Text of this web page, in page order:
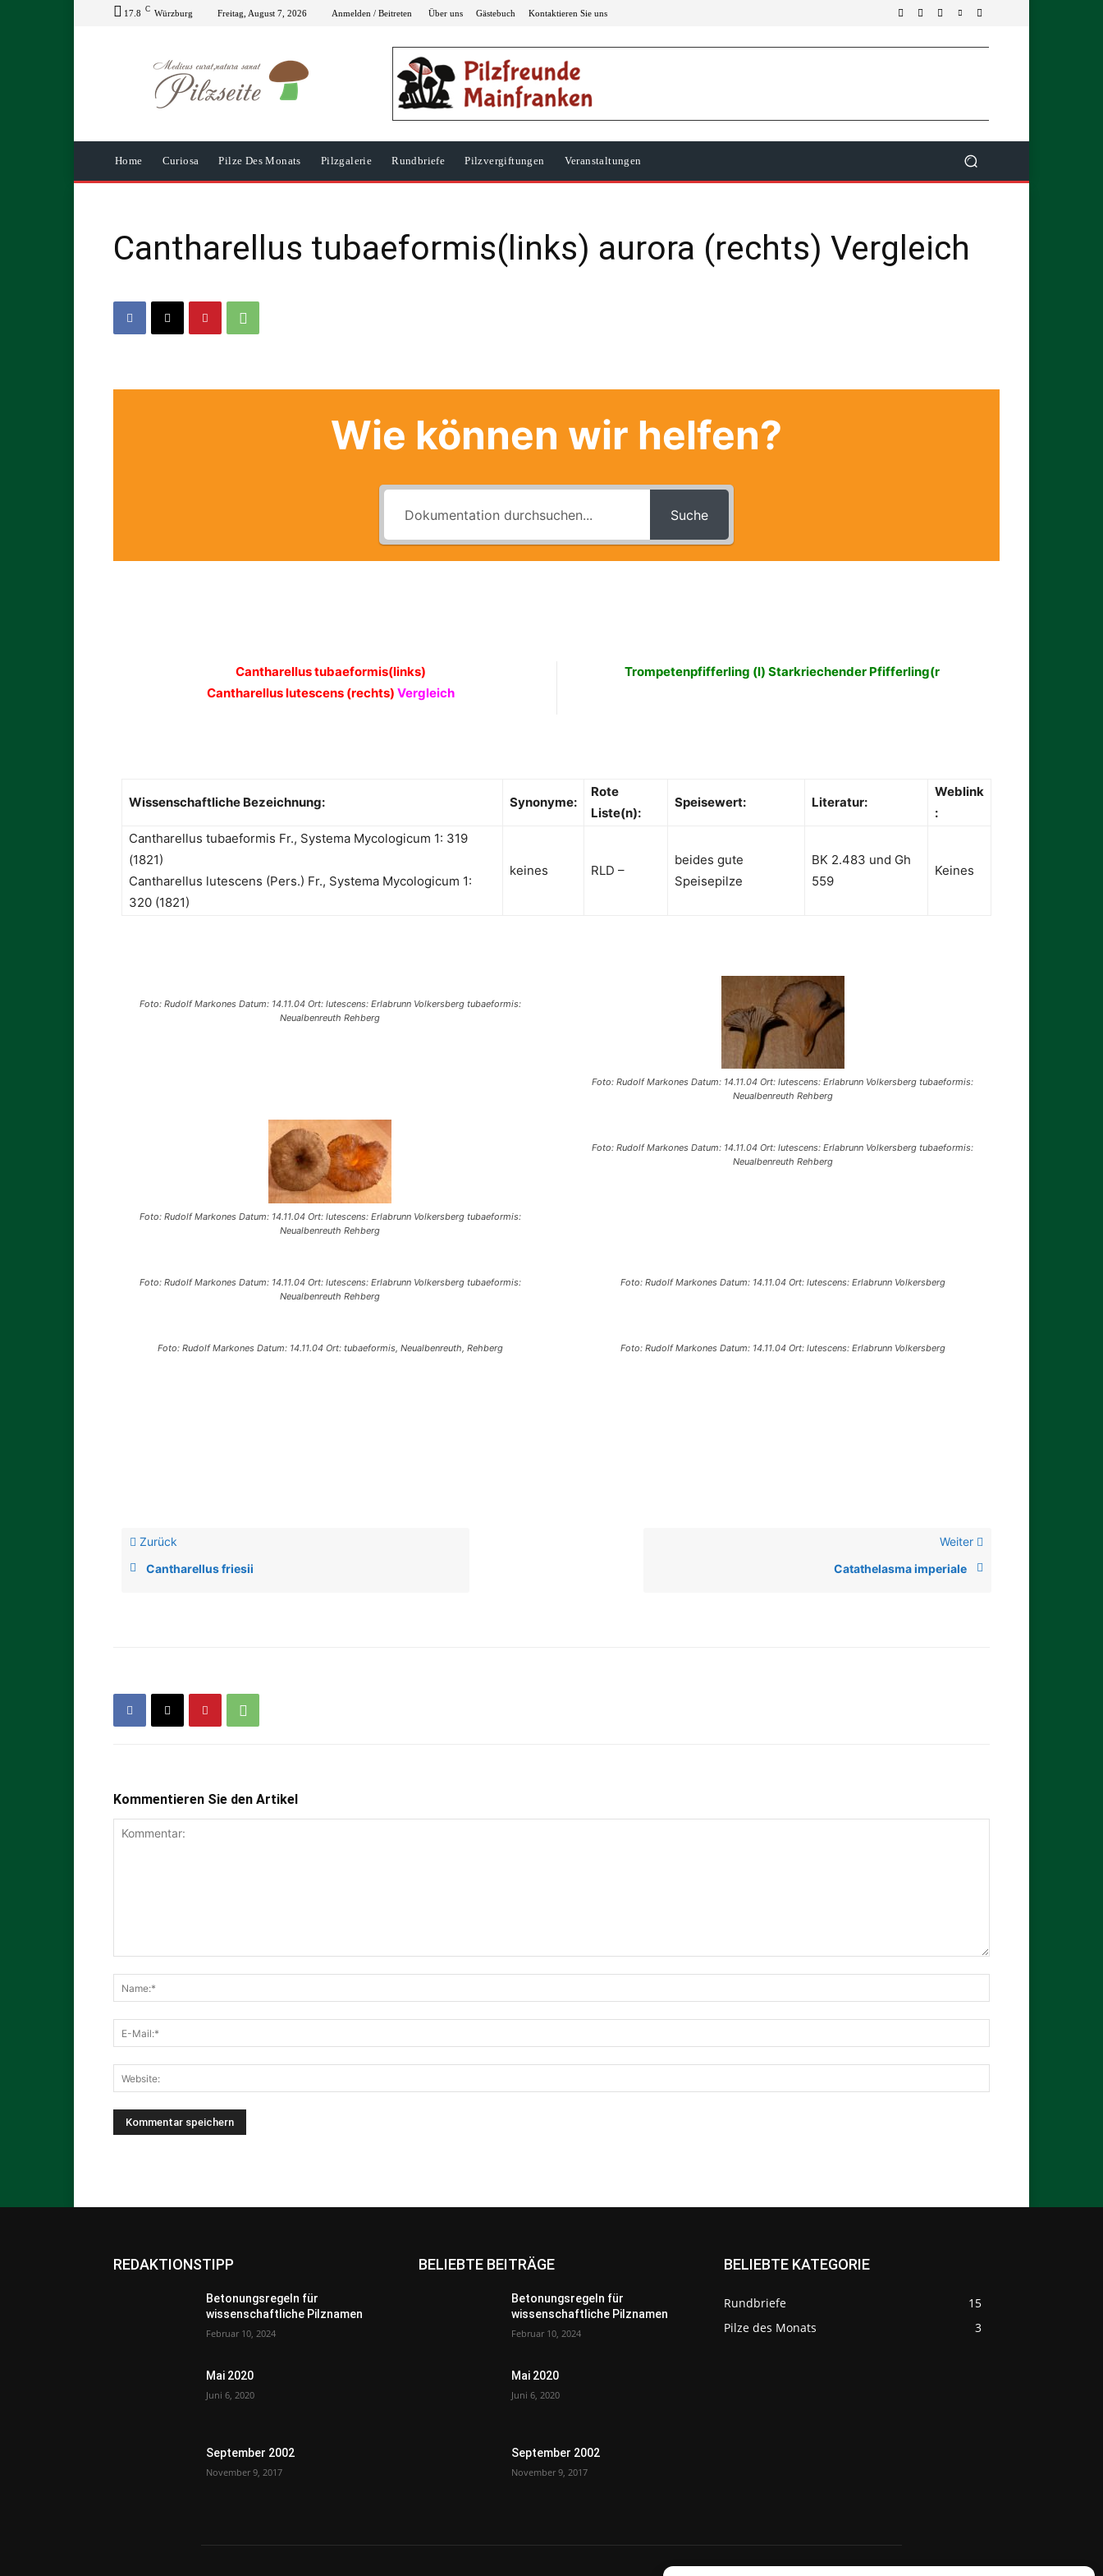
17.8 C Würzburg Freitag, August 7, 2026 Anmelden / Beitreten Über uns Gästebuch Kontaktieren Sie uns
Home Curiosa Pilze Des Monats Pilzgalerie Rundbriefe Pilzvergiftungen Veranstaltungen
Cantharellus tubaeformis(links) aurora (rechts) Vergleich
Wie können wir helfen?
Suche
Cantharellus tubaeformis(links)
Cantharellus lutescens (rechts) Vergleich
Trompetenpfifferling (l) Starkriechender Pfifferling(r
Wissenschaftliche Bezeichnung: Synonyme:
Rote
Liste(n):
Speisewert: Literatur:
Weblink
:
Cantharellus tubaeformis Fr., Systema Mycologicum 1: 319
(1821)
Cantharellus lutescens (Pers.) Fr., Systema Mycologicum 1:
320 (1821)
keines RLD –
beides gute
Speisepilze
BK 2.483 und Gh
559
Keines
Foto: Rudolf Markones Datum: 14.11.04 Ort: lutescens: Erlabrunn Volkersberg tubaeformis:
Neualbenreuth Rehberg
Foto: Rudolf Markones Datum: 14.11.04 Ort: lutescens: Erlabrunn Volkersberg tubaeformis:
Neualbenreuth Rehberg
Foto: Rudolf Markones Datum: 14.11.04 Ort: lutescens: Erlabrunn Volkersberg tubaeformis:
Neualbenreuth Rehberg
Foto: Rudolf Markones Datum: 14.11.04 Ort: lutescens: Erlabrunn Volkersberg tubaeformis:
Neualbenreuth Rehberg
Foto: Rudolf Markones Datum: 14.11.04 Ort: lutescens: Erlabrunn Volkersberg tubaeformis:
Neualbenreuth Rehberg
Foto: Rudolf Markones Datum: 14.11.04 Ort: lutescens: Erlabrunn Volkersberg
Foto: Rudolf Markones Datum: 14.11.04 Ort: tubaeformis, Neualbenreuth, Rehberg Foto: Rudolf Markones Datum: 14.11.04 Ort: lutescens: Erlabrunn Volkersberg
Zurück
Cantharellus friesii
Weiter
Catathelasma imperiale
Kommentieren Sie den Artikel
REDAKTIONSTIPP
Betonungsregeln für
wissenschaftliche Pilznamen
Februar 10, 2024
Mai 2020
Juni 6, 2020
September 2002
November 9, 2017
BELIEBTE BEITRÄGE
Betonungsregeln für
wissenschaftliche Pilznamen
Februar 10, 2024
Mai 2020
Juni 6, 2020
September 2002
November 9, 2017
BELIEBTE KATEGORIE
Rundbriefe
15
Pilze des Monats
3